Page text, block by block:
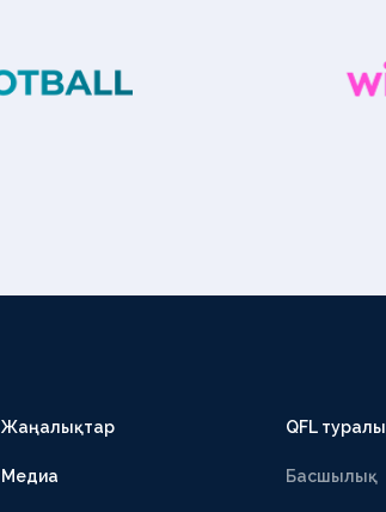
Жаңалықтар
Медиа
QFL туралы
Басшылық